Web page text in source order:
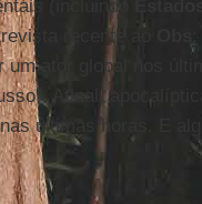
(incluindo
recente ao
um ator global nos
Afinal,
últimas horas. E